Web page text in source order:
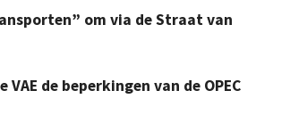
om via de Straat van
de beperkingen van de OPEC